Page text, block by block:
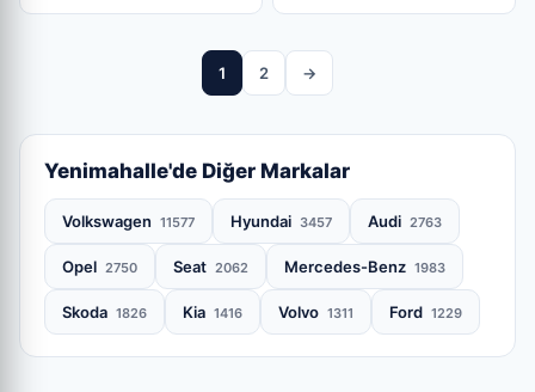
1 2 →
Yenimahalle'de Diğer Markalar
Volkswagen 11577 Hyundai 3457 Audi 2763
Opel 2750 Seat 2062 Mercedes-Benz 1983
Skoda 1826 Kia 1416 Volvo 1311 Ford 1229